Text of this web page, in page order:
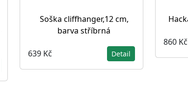
Soška cliffhanger,12 cm,
barva stříbrná
639 Kč Detail
860 Kč